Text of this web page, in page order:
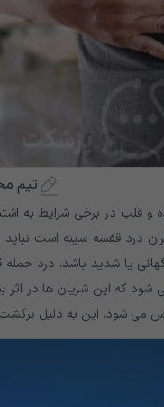
تیم
و قلب در برخی شرایط به
درد قفسه سینه است نباید
یا شدید باشد. درد حمله
شود که این شریان ها در
شود. این به دلیل برگشت